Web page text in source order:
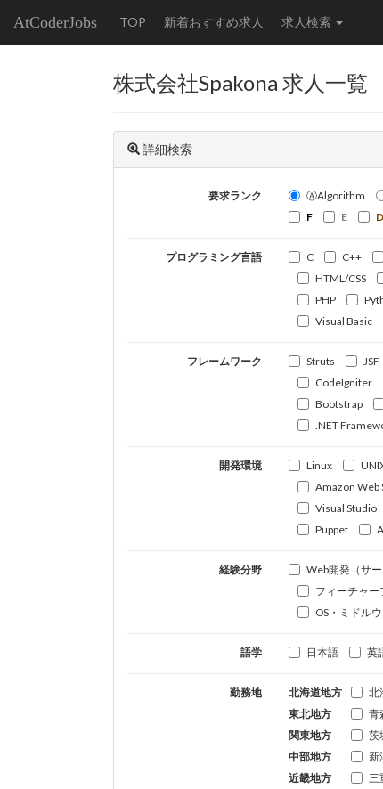
AtCoderJobs TOP 新着おすすめ求人 求人検索
株式会社Spakona 求人一覧
詳細検索
要求ランク ⒶAlgorithm
F
E D
プログラミング言語 C C++
HTML/CSS
PHP
Visual Basic
フレームワーク Struts JSF
CodeIgniter
Bootstrap
.NET
開発環境 Linux
Amazon Web
Visual Studio
Puppet
経験分野 Web開発（サー
フィーチャー
OS・ミドル
語学 日本語 英
勤務地 北海道地方
北
東北地方
青
関東地方
茨
中部地方
新
近畿地方
三